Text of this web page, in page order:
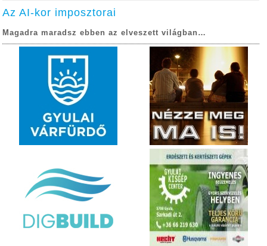
Az AI-kor imposztorai
Magadra maradsz ebben az elveszett világban…